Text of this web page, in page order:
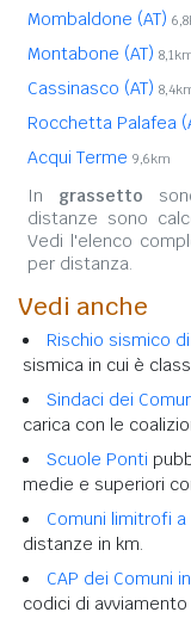
Mombaldone (AT)
Montabone (AT)
Cassinasco (AT)
Rocchetta Palafea
Acqui Terme 9,6km
In grassetto
distanze sono
Vedi l'elenco
per distanza.
Vedi anche
Rischio sismico
sismica in cui è
Sindaci dei
carica con le
Scuole Ponti
medie e superiori
Comuni limitrofi a
distanze in km.
CAP dei Comuni
codici di